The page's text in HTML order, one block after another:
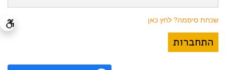
שכחת סיסמה? לחץ כאן